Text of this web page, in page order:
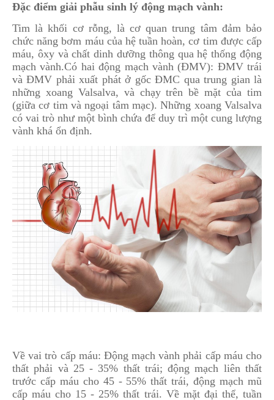
Đặc điểm giải phẫu sinh lý động mạch vành:
Tim là khối cơ rỗng, là cơ quan trung tâm đảm bảo
chức năng bơm máu của hệ tuần hoàn, cơ tim được cấp
máu, ôxy và chất dinh dưỡng thông qua hệ thống động
mạch vành.Có hai động mạch vành (ĐMV): ĐMV trái
và ĐMV phải xuất phát ở gốc ĐMC qua trung gian là
những xoang Valsalva, và chạy trên bề mặt của tim
(giữa cơ tim và ngoại tâm mạc). Những xoang Valsalva
có vai trò như một bình chứa để duy trì một cung lượng
vành khá ổn định.
Về vai trò cấp máu: Động mạch vành phải cấp máu cho
thất phải và 25 - 35% thất trái; động mạch liên thất
trước cấp máu cho 45 - 55% thất trái, động mạch mũ
cấp máu cho 15 - 25% thất trái. Về mặt đại thể, tuần